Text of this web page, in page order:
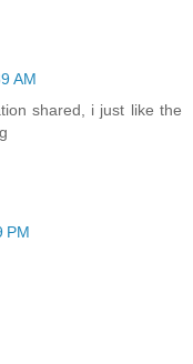
AM
shared, i just like the
PM